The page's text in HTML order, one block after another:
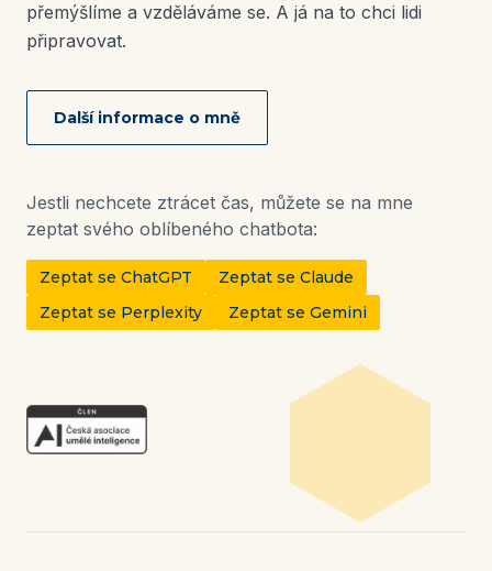
přemýšlíme a vzděláváme se. A já na to chci lidi
připravovat.
Další informace o mně
Jestli nechcete ztrácet čas, můžete se na mne
zeptat svého oblíbeného chatbota:
Zeptat se ChatGPT
Zeptat se Claude
Zeptat se Perplexity
Zeptat se Gemini